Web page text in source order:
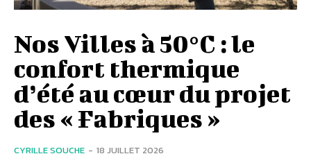
Nos Villes à 50°C : le
confort thermique
d’été au cœur du projet
des « Fabriques »
CYRILLE SOUCHE - 18 JUILLET 2026